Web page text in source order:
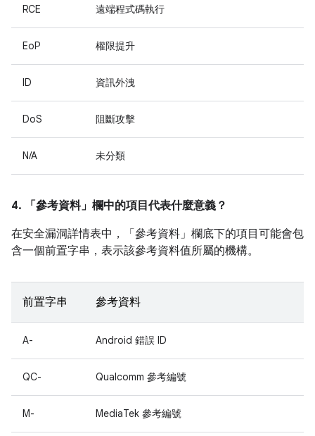
RCE 遠端程式碼執行
EoP 權限提升
ID 資訊外洩
DoS 阻斷攻擊
N/A 未分類
4. 「參考資料」 欄中的項目代表什麼意義？
在安全漏洞詳情表中，「參考資料」 欄底下的項目可能會包
含一個前置字串，表示該參考資料值所屬的機構。
前置字串 參考資料
A- Android 錯誤 ID
QC- Qualcomm 參考編號
M- MediaTek 參考編號